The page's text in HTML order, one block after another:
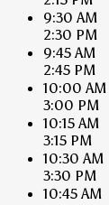
9:30 AM
2:30 PM
9:45 AM
2:45 PM
10:00 AM
3:00 PM
10:15 AM
3:15 PM
10:30 AM
3:30 PM
10:45 AM